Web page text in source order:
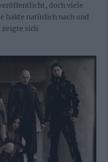
doch viele
hakte natürlich nach und
zeigte sich